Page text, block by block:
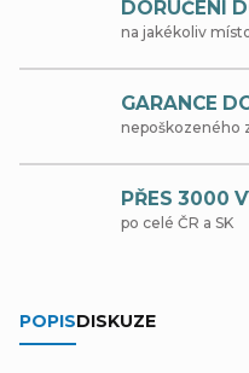
DORUČENÍ
na jakékoliv
GARANCE
nepoškozeného
PŘES 3000
po celé ČR a SK
POPISDISKUZE